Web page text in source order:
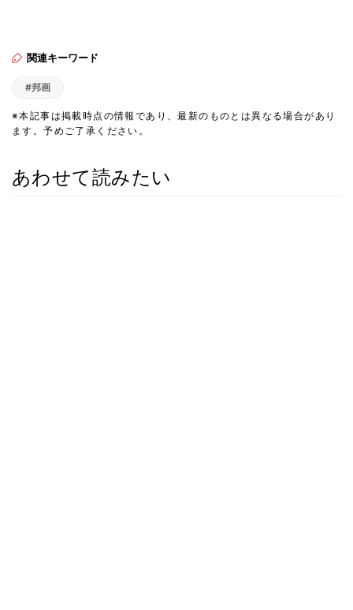
関連キーワード
#邦画
※本記事は掲載時点の情報であり、最新のものとは異なる場合があり
ます。予めご了承ください。
あわせて読みたい